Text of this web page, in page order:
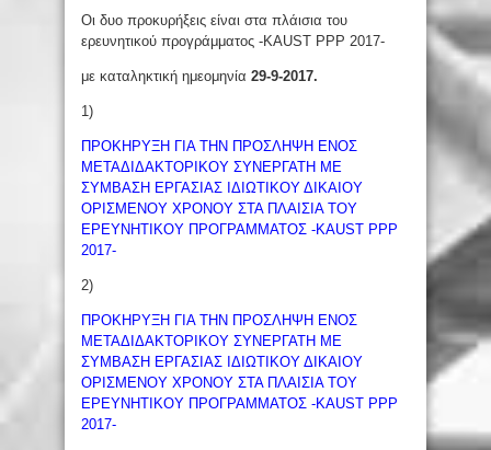
Οι δυο προκυρήξεις είναι στα πλάισια του
ερευνητικού προγράμματος -KAUST PPP 2017-
με καταληκτική ημεομηνία 29-9-2017.
1)
ΠΡΟΚΗΡΥΞΗ ΓΙΑ ΤΗΝ ΠΡΟΣΛΗΨΗ ΕΝΟΣ
ΜΕΤΑΔΙΔΑΚΤΟΡΙΚΟΥ ΣΥΝΕΡΓΑΤΗ ΜΕ
ΣΥΜΒΑΣΗ ΕΡΓΑΣΙΑΣ ΙΔΙΩΤΙΚΟΥ ΔΙΚΑΙΟΥ
ΟΡΙΣΜΕΝΟΥ ΧΡΟΝΟΥ ΣΤΑ ΠΛΑΙΣΙΑ ΤΟΥ
ΕΡΕΥΝΗΤΙΚΟΥ ΠΡΟΓΡΑΜΜΑΤΟΣ -KAUST PPP
2017-
2)
ΠΡΟΚΗΡΥΞΗ ΓΙΑ ΤΗΝ ΠΡΟΣΛΗΨΗ ΕΝΟΣ
ΜΕΤΑΔΙΔΑΚΤΟΡΙΚΟΥ ΣΥΝΕΡΓΑΤΗ ΜΕ
ΣΥΜΒΑΣΗ ΕΡΓΑΣΙΑΣ ΙΔΙΩΤΙΚΟΥ ΔΙΚΑΙΟΥ
ΟΡΙΣΜΕΝΟΥ ΧΡΟΝΟΥ ΣΤΑ ΠΛΑΙΣΙΑ ΤΟΥ
ΕΡΕΥΝΗΤΙΚΟΥ ΠΡΟΓΡΑΜΜΑΤΟΣ -KAUST PPP
2017-